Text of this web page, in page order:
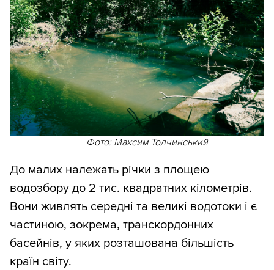
Фото: Максим Толчинський
До малих належать річки з площею
водозбору до 2 тис. квадратних кілометрів.
Вони живлять середні та великі водотоки і є
частиною, зокрема, транскордонних
басейнів, у яких розташована більшість
країн світу.